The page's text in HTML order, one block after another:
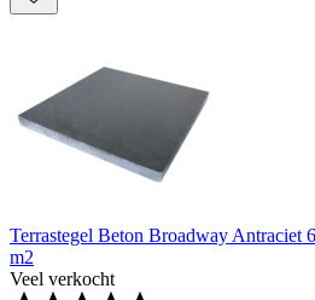
Terrastegel Beton Broadway Antraciet
m2
Veel verkocht